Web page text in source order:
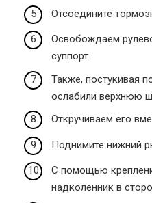
Отсоедините
Освобождаем
суппорт.
Также, постукивая
ослабили верхнюю
Откручиваем его
Поднимите нижний
С помощью
надколенник в